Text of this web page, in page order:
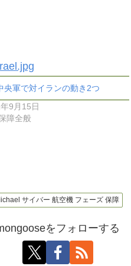
央軍で対イランの動き2つ
9月15日
障全般
サイバー 航空機 フェーズ 保障
をフォローする